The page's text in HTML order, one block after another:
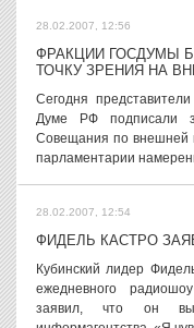
28.02.2007, 12:56
ФРАКЦИИ ГОСДУМЫ
ТОЧКУ ЗРЕНИЯ НА
Сегодня
Думе РФ подписали
Совещания по внешней
парламентарии
28.02.2007, 12:54
ФИДЕЛЬ КАСТРО
Кубинский лидер
ежедневного
заявил, что он